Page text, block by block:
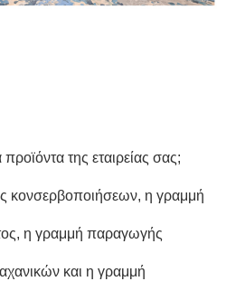
προϊόντα της εταιρείας σας;
κονσερβοποιήσεων, η γραμμή
η γραμμή παραγωγής
και η γραμμή